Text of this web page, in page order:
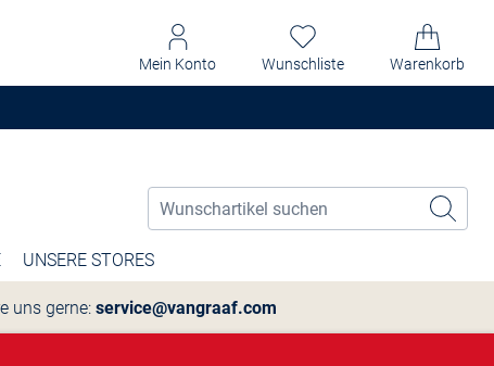
Mein Konto Wunschliste Warenkorb
UNSERE STORES
uns gerne: service@vangraaf.com